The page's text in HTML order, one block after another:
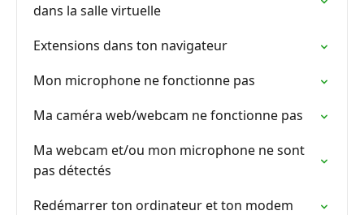
dans la salle virtuelle
Extensions dans ton navigateur
Mon microphone ne fonctionne pas
Ma caméra web/webcam ne fonctionne pas
Ma webcam et/ou mon microphone ne sont
pas détectés
Redémarrer ton ordinateur et ton modem